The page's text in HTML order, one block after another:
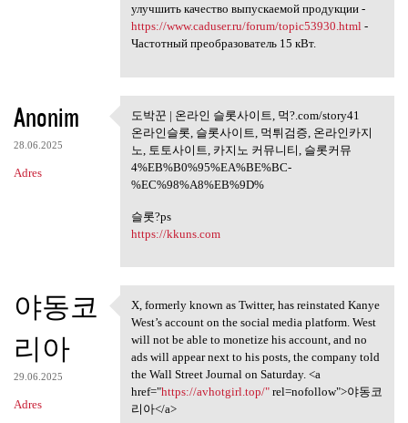
улучшить качество выпускаемой продукции -
https://www.caduser.ru/forum/topic53930.html-
Частотный преобразователь 15 кВт.
Anonim
28.06.2025
Adres
도박꾼 | 온라인 슬롯사이트,
먹?.com
도박꾼 | 온라인 슬롯사이트, 먹?.com/story41
온라인슬롯, 슬롯사이트, 먹튀검증, 온라인카지
노, 토토사이트, 카지노 커뮤니티, 슬롯커뮤
4%EB%B0%95%EA%BE%BC-
%EC%98%A8%EB%9D%
슬롯?ps
https://kkuns.com
야동코
리아
29.06.2025
Adres
X, formerly known as Twitter,
X, formerly known as Twitter, has reinstated Kanye
West’s account on the social media platform. West
will not be able to monetize his account, and no
ads will appear next to his posts, the company told
the Wall Street Journal on Saturday. <a
href="https://avhotgirl.top/"rel=nofollow">야동코
리아</a>